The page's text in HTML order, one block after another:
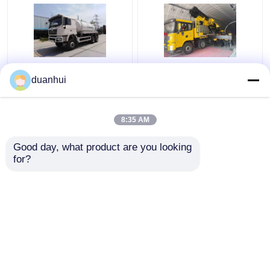
6x4 430 PS
Spezialfahrzeuge
PS EuroII
duanhui
8:35 AM
Good day, what product are you looking
for?